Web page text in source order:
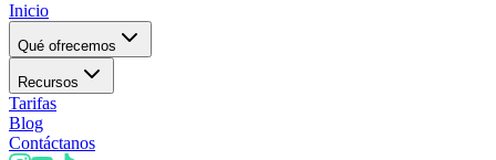
Inicio
Qué ofrecemos
Recursos
Tarifas
Blog
Contáctanos